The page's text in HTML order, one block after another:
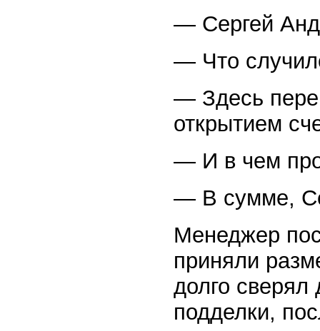
— Сергей
— Что
— Здесь
открытием
— И в чем
— В сумме,
Менеджер
приняли
долго
подделки,